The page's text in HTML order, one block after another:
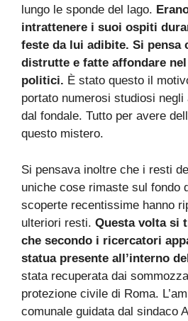
lungo le sponde del lago.
intrattenere i suoi ospiti
feste da lui adibite. Si pensa
distrutte e fatte affondare
politici. È stato questo il
portato numerosi studiosi negli
dal fondale. Tutto per avere
questo mistero.
Si pensava inoltre che i resti
uniche cose rimaste sul fondo
scoperte recentissime hanno
ulteriori resti. Questa volta si
che secondo i ricercatori
statua presente all’interno
stata recuperata dai
protezione civile di Roma.
comunale guidata dal sindaco